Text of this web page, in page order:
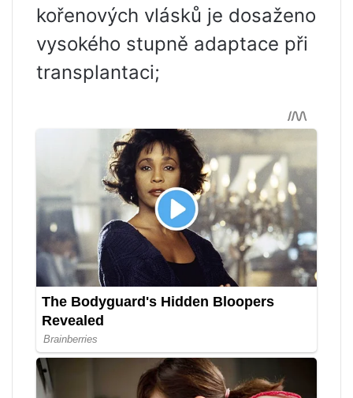
kořenových vlásků je dosaženo
vysokého stupně adaptace při
transplantaci;